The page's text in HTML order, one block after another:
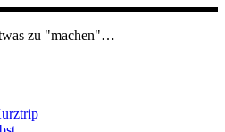
zu "machen"…